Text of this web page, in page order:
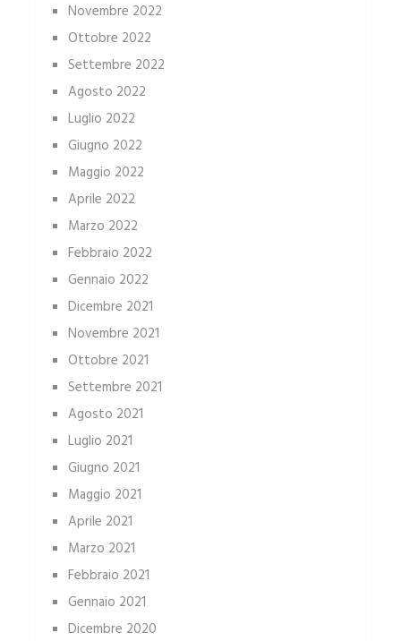
Novembre 2022
Ottobre 2022
Settembre 2022
Agosto 2022
Luglio 2022
Giugno 2022
Maggio 2022
Aprile 2022
Marzo 2022
Febbraio 2022
Gennaio 2022
Dicembre 2021
Novembre 2021
Ottobre 2021
Settembre 2021
Agosto 2021
Luglio 2021
Giugno 2021
Maggio 2021
Aprile 2021
Marzo 2021
Febbraio 2021
Gennaio 2021
Dicembre 2020